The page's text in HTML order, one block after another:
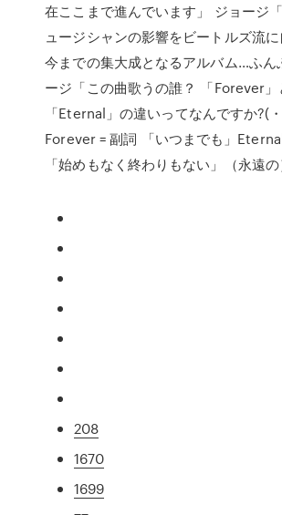
在ここまで進んでいます」 ジョージ
ュージシャンの影響をビートルズ流
今までの集大成となるアルバム…ふん
ージ「この曲歌うの誰？ 「Forever」
「Eternal」の違いってなんですか?(
Forever = 副詞 「いつまでも」
「始めもなく終わりもない」（永遠の
208
1670
1699